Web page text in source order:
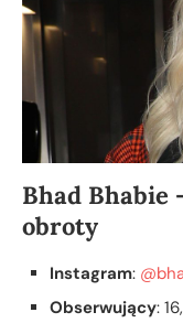
Bhad
obroty
Instagram:
Obserwujący: